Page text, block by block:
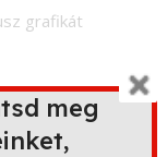
grafikát
is
meg